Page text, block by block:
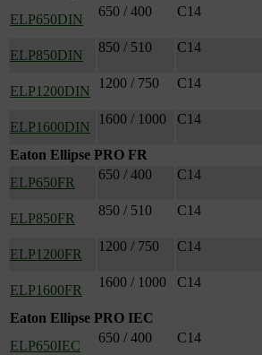
ELP650DIN
650 / 400 C14
ELP850DIN
850 / 510 C14
ELP1200DIN
1200 / 750 C14
ELP1600DIN
1600 / 1000 C14
Eaton Ellipse PRO FR
ELP650FR
650 / 400 C14
ELP850FR
850 / 510 C14
ELP1200FR
1200 / 750 C14
ELP1600FR
1600 / 1000 C14
Eaton Ellipse PRO IEC
ELP650IEC
650 / 400 C14